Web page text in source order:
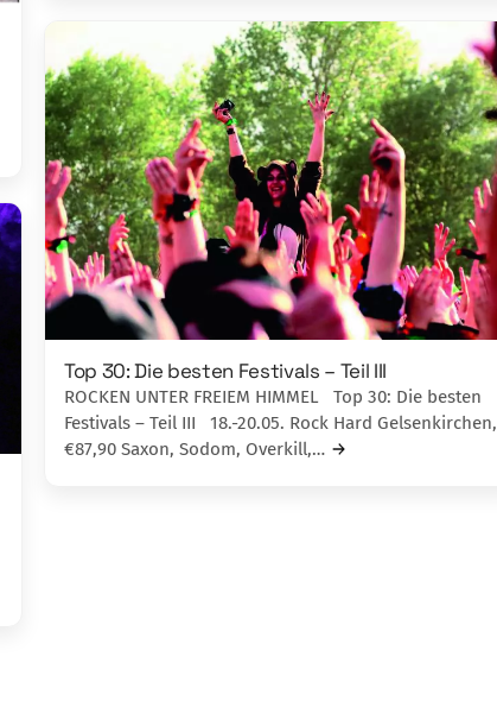
Top 30: Die besten Festivals – Teil III
ROCKEN UNTER FREIEM HIMMEL Top 30: Die besten
Festivals – Teil III 18.-20.05. Rock Hard Gelsenkirchen,
€87,90 Saxon, Sodom, Overkill,…